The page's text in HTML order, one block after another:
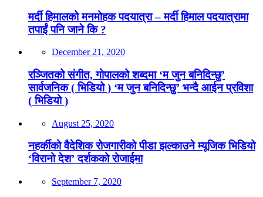
मर्दी हिमालको मनमोहक पदयात्रा – मर्दी हिमाल पदयात्रामा
तपाईं पनि जाने कि ?
December 21, 2020
रञ्जितको संगीत, गोपालको शब्दमा ‘म जुन बनिदिन्छु’
सार्वजनिक ( भिडियो ) ‘म जुन बनिदिन्छु’ भन्दै आईन प्रविशा
( भिडियो )
August 25, 2020
नहर्कीको वैदेशिक रोजगारीको पीडा झल्काउने म्यूजिक भिडियो
‘विरानो देश’ दर्शकको रोजाईमा
September 7, 2020